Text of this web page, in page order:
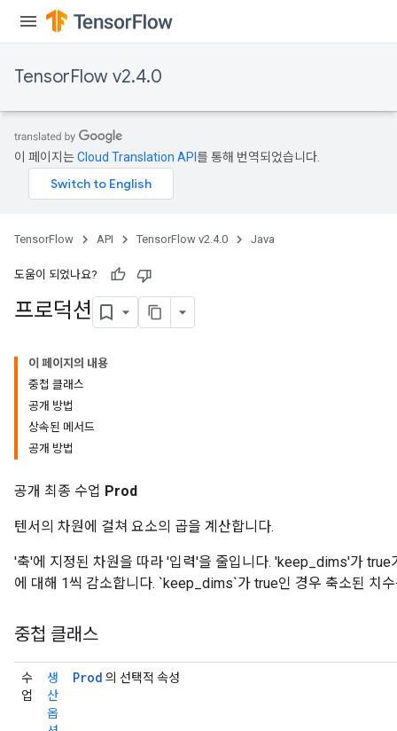
TensorFlow v2.4.0
이 페이지는Cloud Translation API 를 통해 번역되었습니다.
TensorFlow API TensorFlow v2.4.0 Java
도움이 되었나요?
프로덕션
이 페이지의 내용
중첩 클래스
공개 방법
상속된 메서드
공개 방법
공개 최종 수업 Prod
텐서의 차원에 걸쳐 요소의 곱을 계산합니다.
'축'에 지정된 차원을 따라 '입력'을 줄입니다. 'keep_dims'가
에 대해 1씩 감소합니다. `keep_dims`가 true인 경우 축소된 치
중첩 클래스
수
업
생
산
옵
Prod 의 선택적 속성